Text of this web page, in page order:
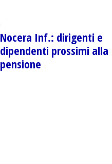
Nocera Inf.: dirigenti e
dipendenti prossimi alla
pensione